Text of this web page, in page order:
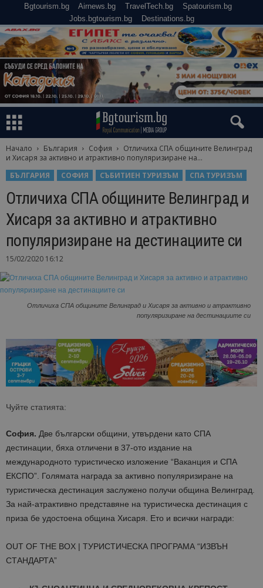
Bgtourism.bg Airnews.bg TravelTech.bg
Spatourism.bg
Jobs.bgtourism.bg
Destinations.bg
Начало България София
Отличиха СПА общините Велинград
и Хисаря за активно и атрактивно популяризиране на...
БЪЛГАРИЯ
СОФИЯ СЪБИТИЕН ТУРИЗЪМ СПА ТУРИЗЪМ
Отличиха СПА общините Велинград и
Хисаря за активно и атрактивно
популяризиране на дестинациите си
15/02/2020 16:12
Отличиха СПА общините Велинград и Хисаря за активно и атрактивно
популяризиране на дестинациите си
Чуйте статията:
София. Две български общини, утвърдени като СПА
дестинации, бяха отличени в 37-ото издание на
международното туристическо изложение “Ваканция и СПА
ЕКСПО”. Голямата награда за активно популяризиране на
туристическа дестинация заслужено получи община Велинград.
За най-атрактивно представяне на туристическа дестинация с
приза бе удостоена община Хисаря. Ето и всички награди:
OUT OF THE BOX | ТУРИСТИЧЕСКА ПРОГРАМА “ИЗВЪН
СТАНДАРТА”